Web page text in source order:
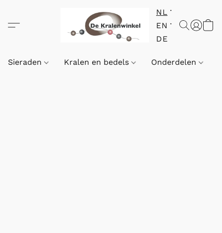
NL
EN
DE
Sieraden Kralen en bedels Onderdelen